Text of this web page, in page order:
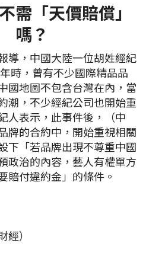
需「天價賠償」
嗎？
導，中國大陸一位胡姓經紀
時，曾有不少國際精品品
國地圖不包含台灣在內，當
潮，不少經紀公司也開始重
人表示，此事件後，（中
牌的合約中，開始重視相關
下「若品牌出現不尊重中國
政治的內容，藝人有權單方
賠付違約金」的條件。
經）